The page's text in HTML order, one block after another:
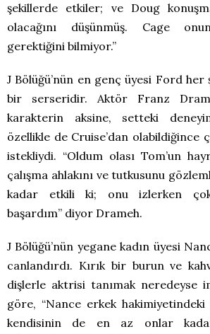
şekillerde etkiler; ve Doug
olacağını düşünmüş. Cage
gerektiğini bilmiyor.”
J Bölüğü’nün en genç üyesi Ford her
bir serseridir. Aktör Franz
karakterin aksine, setteki
özellikle de Cruise’dan olabildiğince
istekliydi. “Oldum olası Tom’un
çalışma ahlakını ve tutkusunu
kadar etkili ki; onu izlerken
başardım” diyor Drameh.
J Bölüğü’nün yegane kadın üyesi
canlandırdı. Kırık bir burun ve
dişlerle aktrisi tanımak neredeyse
göre, “Nance erkek
kendisinin de en az onlar